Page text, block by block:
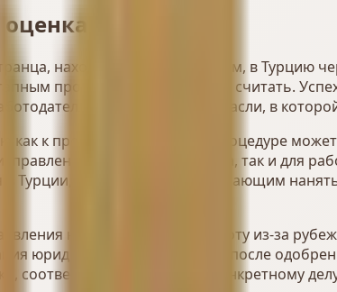
находящегося за рубежом, в Турцию
процессом, чем принято считать.
особых правил отрасли, в
как к простой формальной процедуре
как для иностранца, так и для
в Турции, и работодателям, желающим
на разрешение на работу из-за
юридических обязательств после
соответствующей вашему конкретному